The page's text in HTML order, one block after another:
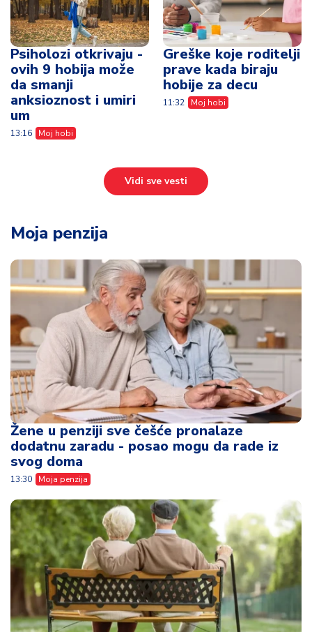
Psiholozi otkrivaju -
ovih 9 hobija može
da smanji
anksioznost i umiri
um
13:16 Moj hobi
Greške koje roditelji
prave kada biraju
hobije za decu
11:32 Moj hobi
Vidi sve vesti
Moja penzija
Žene u penziji sve češće pronalaze
dodatnu zaradu - posao mogu da rade iz
svog doma
13:30 Moja penzija